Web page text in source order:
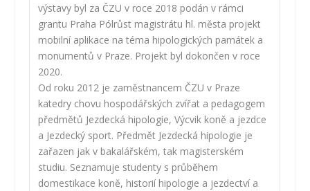
výstavy byl za ČZU v roce 2018 podán v rámci
grantu Praha Pólrůst magistrátu hl. města projekt
mobilní aplikace na téma hipologických památek a
monumentů v Praze. Projekt byl dokončen v roce
2020.
Od roku 2012 je zaměstnancem ČZU v Praze
katedry chovu hospodářských zvířat a pedagogem
předmětů Jezdecká hipologie, Výcvik koně a jezdce
a Jezdecký sport. Předmět Jezdecká hipologie je
zařazen jak v bakalářském, tak magisterském
studiu. Seznamuje studenty s průběhem
domestikace koně, historií hipologie a jezdectví a